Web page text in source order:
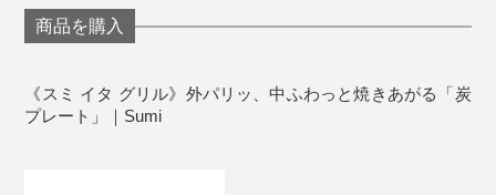
がつきにくく、長持ち。メーカーの担当者は、「スミ
トースター」を週に2、3回、5年間使い続けているそう
一度に複数枚は焼けませんが、2枚目以降は予熱の必要
ん。
白剤、食洗機は不可）
商品を購入
《スミ イタ グリル》外パリッ、中ふわっと焼きあがる「炭
プレート」｜Sumi